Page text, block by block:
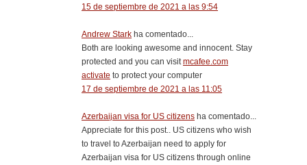
15 de septiembre de 2021 a las 9:54
Andrew Stark ha comentado...
Both are looking awesome and innocent. Stay
protected and you can visit mcafee.com
activate to protect your computer
17 de septiembre de 2021 a las 11:05
Azerbaijan visa for US citizens ha comentado...
Appreciate for this post.. US citizens who wish
to travel to Azerbaijan need to apply for
Azerbaijan visa for US citizens through online